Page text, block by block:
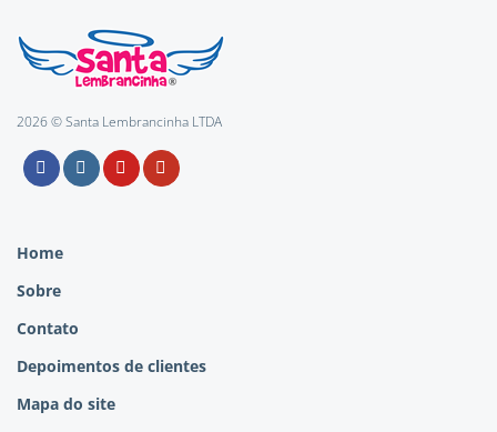
2026 © Santa Lembrancinha LTDA
Home
Sobre
Contato
Depoimentos de clientes
Mapa do site